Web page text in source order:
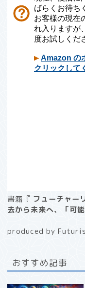
書籍『 フューチャ
去から未来へ、「可
produced by
おすすめ記事